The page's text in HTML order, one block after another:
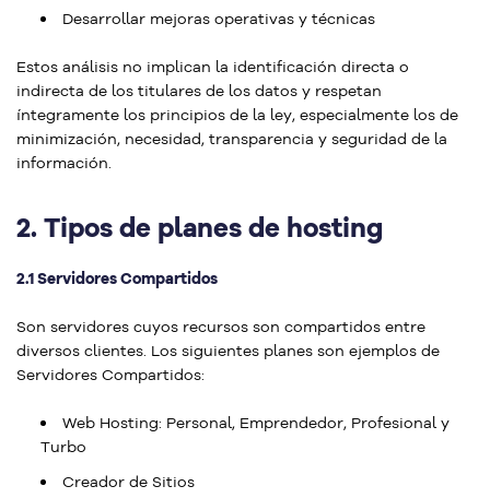
Desarrollar mejoras operativas y técnicas
Estos análisis no implican la identificación directa o
indirecta de los titulares de los datos y respetan
íntegramente los principios de la ley, especialmente los de
minimización, necesidad, transparencia y seguridad de la
información.
2. Tipos de planes de hosting
2.1 Servidores Compartidos
Son servidores cuyos recursos son compartidos entre
diversos clientes. Los siguientes planes son ejemplos de
Servidores Compartidos:
Web Hosting: Personal, Emprendedor, Profesional y
Turbo
Creador de Sitios